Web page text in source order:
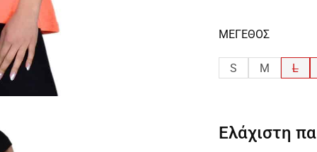
ΜΕΓΕΘΟΣ
S M L
Ελάχιστη